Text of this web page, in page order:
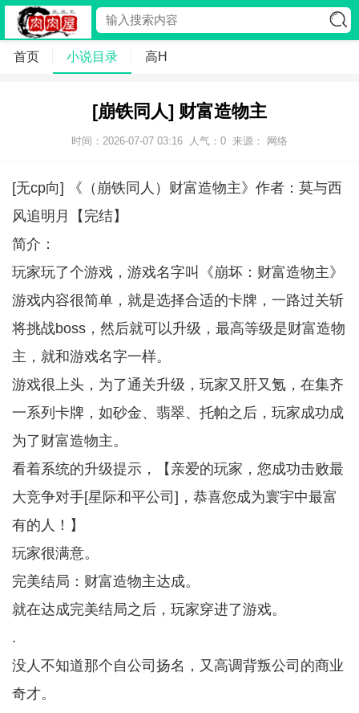
首页 小说目录 高H
[崩铁同人] 财富造物主
时间：2026-07-07 03:16 人气： 0 来源： 网络
[无cp向] 《（崩铁同人）财富造物主》作者：莫与西
风追明月【完结】
简介：
玩家玩了个游戏，游戏名字叫《崩坏：财富造物主》
游戏内容很简单，就是选择合适的卡牌，一路过关斩
将挑战boss，然后就可以升级，最高等级是财富造物
主，就和游戏名字一样。
游戏很上头，为了通关升级，玩家又肝又氪，在集齐
一系列卡牌，如砂金、翡翠、托帕之后，玩家成功成
为了财富造物主。
看着系统的升级提示，【亲爱的玩家，您成功击败最
大竞争对手[星际和平公司]，恭喜您成为寰宇中最富
有的人！】
玩家很满意。
完美结局：财富造物主达成。
就在达成完美结局之后，玩家穿进了游戏。
.
没人不知道那个自公司扬名，又高调背叛公司的商业
奇才。